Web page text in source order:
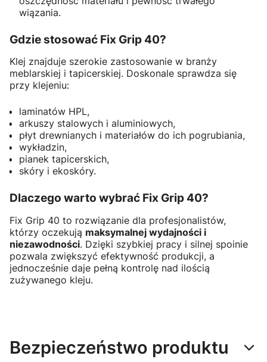
wiązania.
Gdzie stosować Fix Grip 40?
Klej znajduje szerokie zastosowanie w branży
meblarskiej i tapicerskiej. Doskonale sprawdza się
przy klejeniu:
laminatów HPL,
arkuszy stalowych i aluminiowych,
płyt drewnianych i materiałów do ich pogrubiania,
wykładzin,
pianek tapicerskich,
skóry i ekoskóry.
Dlaczego warto wybrać Fix Grip 40?
Fix Grip 40 to rozwiązanie dla profesjonalistów,
którzy oczekują maksymalnej wydajności i
niezawodności. Dzięki szybkiej pracy i silnej spoinie
pozwala zwiększyć efektywność produkcji, a
jednocześnie daje pełną kontrolę nad ilością
zużywanego kleju.
Bezpieczeństwo produktu